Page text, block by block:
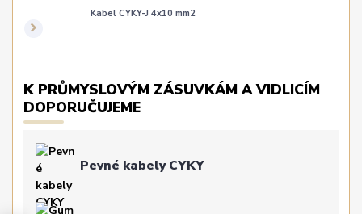
Kabel CYKY-J 4x10 mm2
K PRŮMYSLOVÝM ZÁSUVKÁM A VIDLICÍM
DOPORUČUJEME
Pevné kabely CYKY